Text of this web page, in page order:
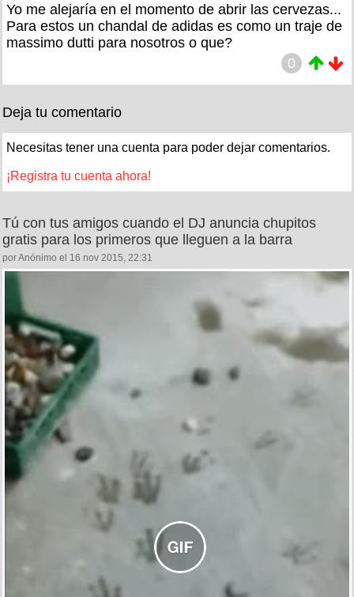
Yo me alejaría en el momento de abrir las cervezas...
Para estos un chandal de adidas es como un traje de
massimo dutti para nosotros o que?
0
Deja tu comentario
Necesitas tener una cuenta para poder dejar comentarios.
¡Registra tu cuenta ahora!
Tú con tus amigos cuando el DJ anuncia chupitos
gratis para los primeros que lleguen a la barra
por Anónimo el 16 nov 2015, 22:31